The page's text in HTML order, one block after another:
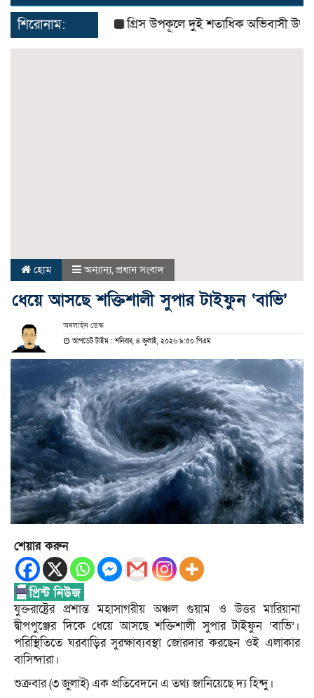
শিরোনাম: গ্রিস উপকূলে দুই শতাধিক অভিবাসী উদ্ধার,
হোম অন্যান্য, প্রধান সংবাদ
ধেয়ে আসছে শক্তিশালী সুপার টাইফুন ‘বাভি’
অনলাইন ডেস্ক
আপডেট টাইম : শনিবার, ৪ জুলাই, ২০২৬ ৯:৫০ পিএম
শেয়ার করুন
যুক্তরাষ্ট্রের প্রশান্ত মহাসাগরীয় অঞ্চল গুয়াম ও উত্তর মারিয়ানা
দ্বীপপুঞ্জের দিকে ধেয়ে আসছে শক্তিশালী সুপার টাইফুন ‘বাভি’।
পরিস্থিতিতে ঘরবাড়ির সুরক্ষাব্যবস্থা জোরদার করছেন ওই এলাকার
বাসিন্দারা।
শুক্রবার (৩ জুলাই) এক প্রতিবেদনে এ তথ্য জানিয়েছে দ্য হিন্দু।